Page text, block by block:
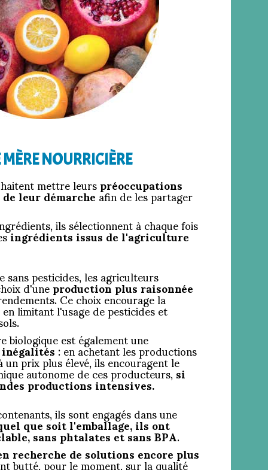
NOURRICIÈRE
mettre leurspréoccupations
leur démarcheafin de les partager
ils sélectionnent à chaque fois
ingrédients issus de l'agriculture
pesticides, les agriculteurs
d'uneproduction plus raisonnée
Ce choix encourage la
en limitant l'usage de pesticides et
est également une
: en achetant les productions
prix plus élevé, ils encouragent le
autonome de ces producteurs,si
productions intensives.
ils sont engagés dans une
que soit l'emballage, ils ont
sans phtalates et sans BPA.
recherche de solutions encore plus